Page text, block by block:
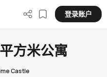
登录账户
方米公寓
Castle